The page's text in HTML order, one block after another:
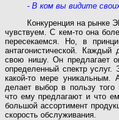
- В ком вы видите
Конкуренция на рынке
чувствуем. С кем-то она
пересекаемся. Но, в
антагонистической.
свою нишу. Он предлагает
определенный спектр услуг.
какой-то мере уникальным.
делает выбор в пользу того
что ему предлагают и что
большой ассортимент
скорость обслуживания.